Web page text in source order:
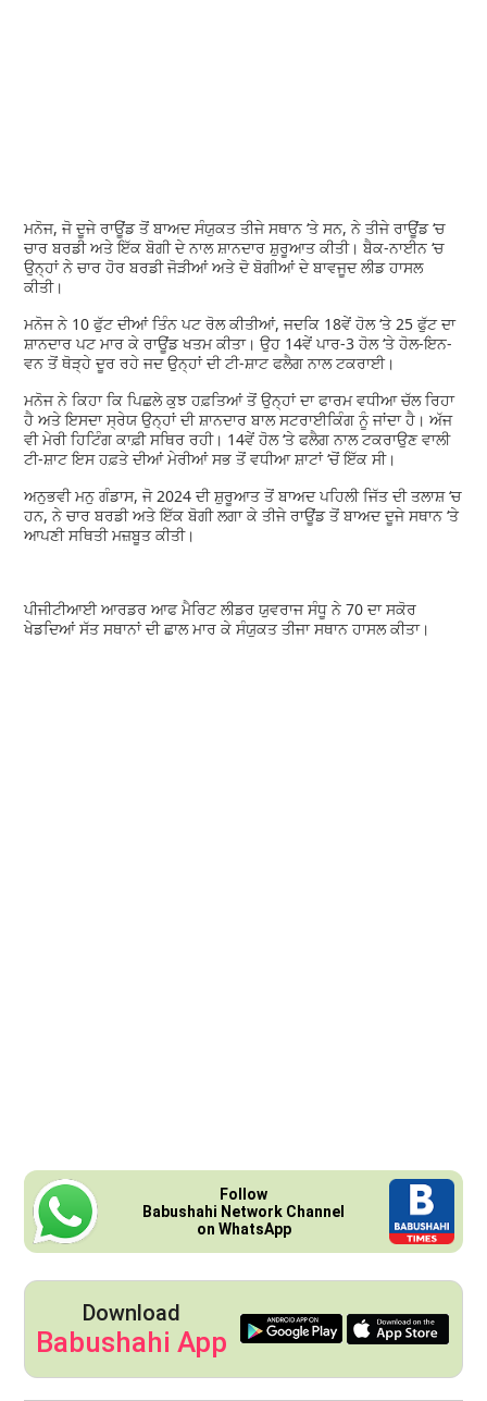
ਮਨੋਜ, ਜੋ ਦੂਜੇ ਰਾਊਂਡ ਤੋਂ ਬਾਅਦ ਸੰਯੁਕਤ ਤੀਜੇ ਸਥਾਨ ‘ਤੇ ਸਨ, ਨੇ ਤੀਜੇ ਰਾਊਂਡ ‘ਚ
ਚਾਰ ਬਰਡੀ ਅਤੇ ਇੱਕ ਬੋਗੀ ਦੇ ਨਾਲ ਸ਼ਾਨਦਾਰ ਸ਼ੁਰੂਆਤ ਕੀਤੀ। ਬੈਕ-ਨਾਈਨ ‘ਚ
ਉਨ੍ਹਾਂ ਨੇ ਚਾਰ ਹੋਰ ਬਰਡੀ ਜੋੜੀਆਂ ਅਤੇ ਦੋ ਬੋਗੀਆਂ ਦੇ ਬਾਵਜੂਦ ਲੀਡ ਹਾਸਲ
ਕੀਤੀ।
ਮਨੋਜ ਨੇ 10 ਫੁੱਟ ਦੀਆਂ ਤਿੰਨ ਪਟ ਰੋਲ ਕੀਤੀਆਂ, ਜਦਕਿ 18ਵੇਂ ਹੋਲ ‘ਤੇ 25 ਫੁੱਟ ਦਾ
ਸ਼ਾਨਦਾਰ ਪਟ ਮਾਰ ਕੇ ਰਾਊਂਡ ਖਤਮ ਕੀਤਾ। ਉਹ 14ਵੇਂ ਪਾਰ-3 ਹੋਲ ‘ਤੇ ਹੋਲ-ਇਨ-
ਵਨ ਤੋਂ ਥੋੜ੍ਹੇ ਦੂਰ ਰਹੇ ਜਦ ਉਨ੍ਹਾਂ ਦੀ ਟੀ-ਸ਼ਾਟ ਫਲੈਗ ਨਾਲ ਟਕਰਾਈ।
ਮਨੋਜ ਨੇ ਕਿਹਾ ਕਿ ਪਿਛਲੇ ਕੁਝ ਹਫ਼ਤਿਆਂ ਤੋਂ ਉਨ੍ਹਾਂ ਦਾ ਫਾਰਮ ਵਧੀਆ ਚੱਲ ਰਿਹਾ
ਹੈ ਅਤੇ ਇਸਦਾ ਸ੍ਰੇਯ ਉਨ੍ਹਾਂ ਦੀ ਸ਼ਾਨਦਾਰ ਬਾਲ ਸਟਰਾਈਕਿੰਗ ਨੂੰ ਜਾਂਦਾ ਹੈ। ਅੱਜ
ਵੀ ਮੇਰੀ ਹਿਟਿੰਗ ਕਾਫ਼ੀ ਸਥਿਰ ਰਹੀ। 14ਵੇਂ ਹੋਲ ‘ਤੇ ਫਲੈਗ ਨਾਲ ਟਕਰਾਉਣ ਵਾਲੀ
ਟੀ-ਸ਼ਾਟ ਇਸ ਹਫ਼ਤੇ ਦੀਆਂ ਮੇਰੀਆਂ ਸਭ ਤੋਂ ਵਧੀਆ ਸ਼ਾਟਾਂ ‘ਚੋਂ ਇੱਕ ਸੀ।
ਅਨੁਭਵੀ ਮਨੁ ਗੰਡਾਸ, ਜੋ 2024 ਦੀ ਸ਼ੁਰੂਆਤ ਤੋਂ ਬਾਅਦ ਪਹਿਲੀ ਜਿੱਤ ਦੀ ਤਲਾਸ਼ ‘ਚ
ਹਨ, ਨੇ ਚਾਰ ਬਰਡੀ ਅਤੇ ਇੱਕ ਬੋਗੀ ਲਗਾ ਕੇ ਤੀਜੇ ਰਾਊਂਡ ਤੋਂ ਬਾਅਦ ਦੂਜੇ ਸਥਾਨ ‘ਤੇ
ਆਪਣੀ ਸਥਿਤੀ ਮਜ਼ਬੂਤ ਕੀਤੀ।
ਪੀਜੀਟੀਆਈ ਆਰਡਰ ਆਫ ਮੈਰਿਟ ਲੀਡਰ ਯੁਵਰਾਜ ਸੰਧੂ ਨੇ 70 ਦਾ ਸਕੋਰ
ਖੇਡਦਿਆਂ ਸੱਤ ਸਥਾਨਾਂ ਦੀ ਛਾਲ ਮਾਰ ਕੇ ਸੰਯੁਕਤ ਤੀਜਾ ਸਥਾਨ ਹਾਸਲ ਕੀਤਾ।
Follow
Babushahi Network Channel
on WhatsApp
Download
Babushahi App